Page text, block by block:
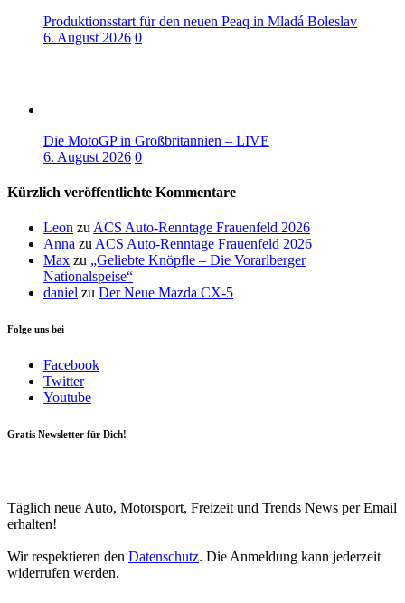
Produktionsstart für den neuen Peaq in Mladá Boleslav
6. August 2026 0
Die MotoGP in Großbritannien – LIVE
6. August 2026 0
Kürzlich veröffentlichte Kommentare
Leon zu ACS Auto-Renntage Frauenfeld 2026
Anna zu ACS Auto-Renntage Frauenfeld 2026
Max zu „Geliebte Knöpfle – Die Vorarlberger
Nationalspeise“
daniel zu Der Neue Mazda CX-5
Folge uns bei
Facebook
Twitter
Youtube
Gratis Newsletter für Dich!
Täglich neue Auto, Motorsport, Freizeit und Trends News per Email
erhalten!
Wir respektieren den Datenschutz. Die Anmeldung kann jederzeit
widerrufen werden.